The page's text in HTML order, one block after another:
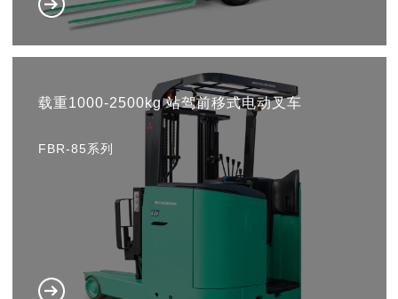
载重1000-2500kg 站驾前移式电动叉车
FBR-85系列